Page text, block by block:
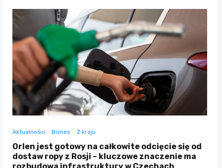
Aktualności Biznes Z kraju
Orlen jest gotowy na całkowite odcięcie się od
dostaw ropy z Rosji – kluczowe znaczenie ma